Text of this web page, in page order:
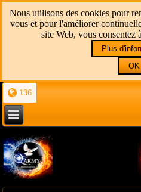
Nous utilisons des cookies pour
vous et pour l'améliorer
site Web, vous consentez
Plus
OK
136